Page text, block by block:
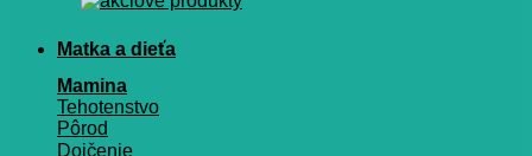
Matka a dieťa
Mamina
Tehotenstvo
Pôrod
Dojčenie